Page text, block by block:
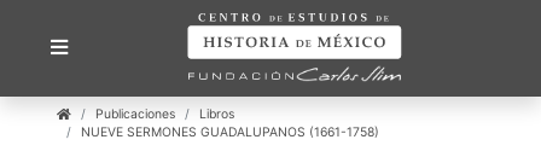
Publicaciones
Libros
NUEVE SERMONES GUADALUPANOS (1661-1758)